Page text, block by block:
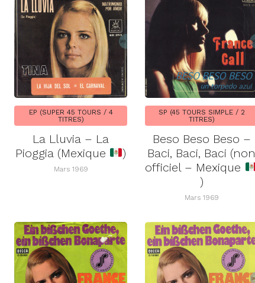
EP (SUPER 45 TOURS / 4
TITRES)
La Lluvia – La
Pioggia (Mexique
)
Mars 1969
SP (45 TOURS SIMPLE / 2
TITRES)
Beso Beso Beso –
Baci, Baci, Baci (non
officiel – Mexique
)
Mars 1969